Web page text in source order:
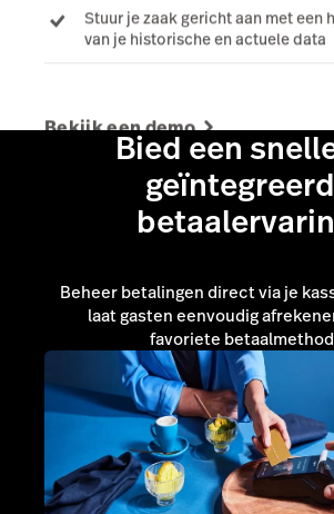
Stuur je zaak gericht aan met een
van je historische en actuele data
Bekijk een demo
Bied een
Beheer betalingen direct via je
laat gasten eenvoudig
favoriete